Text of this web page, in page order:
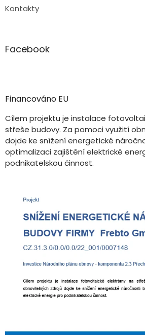
Kontakty
Facebook
Financováno EU
Cílem projektu je instalace
střeše budovy. Za pomoci využití
dojde ke snížení energetické
optimalizaci zajištění elektrické
podnikatelskou činnost.